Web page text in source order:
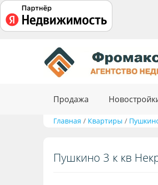
Продажа
Главная / Квартиры /
Пушкино 3 к кв